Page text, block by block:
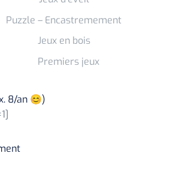
Puzzle – Encastremement
Jeux en bois
Premiers jeux
8/an 😊)